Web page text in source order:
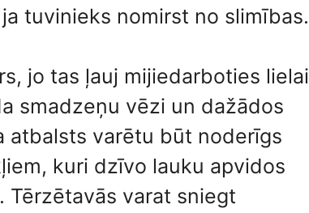
tuvinieks nomirst no slimības.
jo tas ļauj mijiedarboties lielai
smadzeņu vēzi un dažādos
atbalsts varētu būt noderīgs
kuri dzīvo lauku apvidos
Tērzētavās varat sniegt